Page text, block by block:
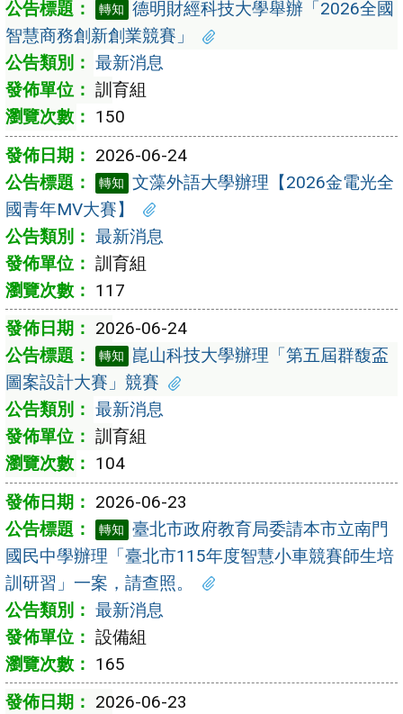
轉知 德明財經科技大學舉辦「2026全國
智慧商務創新創業競賽」
最新消息
訓育組
150
2026-06-24
轉知 文藻外語大學辦理【2026金電光全
國青年MV大賽】
最新消息
訓育組
117
2026-06-24
轉知
崑山科技大學辦理「第五屆群馥盃
圖案設計大賽」競賽
最新消息
訓育組
104
2026-06-23
轉知 臺北市政府教育局委請本市立南門
國民中學辦理「臺北市115年度智慧小車競賽師生培
訓研習」一案，請查照。
最新消息
設備組
165
2026-06-23